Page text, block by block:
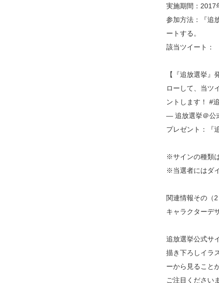
実施期間：2017
参加方法：『追
ートする。
該当ツイート：
【『追放選挙
ローして、当ツ
ントします！ #
― 追放選挙＠公
プレゼント：『
※サインの種類
※当選者にはダ
関連情報その（
キャラクターデ
追放選挙公式サ
描き下ろしイラ
ーから見ること
ご注目ください